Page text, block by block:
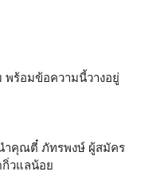
พร้อมข้อความนี้วางอยู่
ำคุณตี๋ ภัทรพงษ์ ผู้สมัคร
กิ่วแลน้อย